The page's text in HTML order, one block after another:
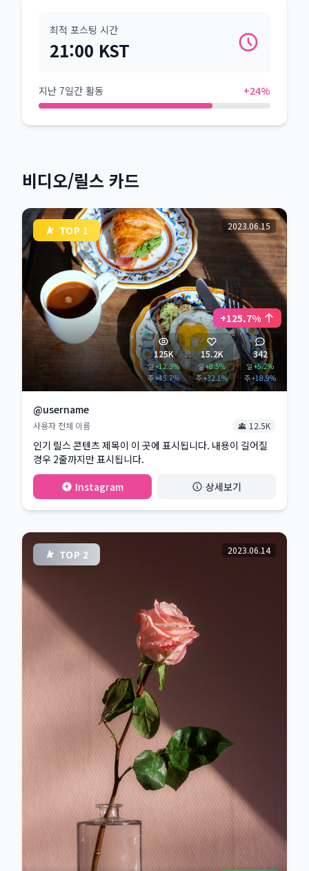
최적 포스팅 시간
21:00 KST
지난 7일간 활동 +24%
비디오/릴스 카드
TOP 1 2023.06.15
+125.7%
125K
일+12.3%
주+45.7%
15.2K
일+8.5%
주+32.1%
342
일 +5.2%
주+18.9%
@username
사용자 전체 이름 12.5K
인기 릴스 콘텐츠 제목이 이 곳에 표시됩니다. 내용이 길어질
경우 2줄까지만 표시됩니다.
Instagram
상세보기
TOP 2 2023.06.14